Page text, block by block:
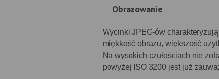
Obrazowanie
Wycinki JPEG-ów
miękkość obrazu, większość
Na wysokich czułościach nie
powyżej ISO 3200 jest już